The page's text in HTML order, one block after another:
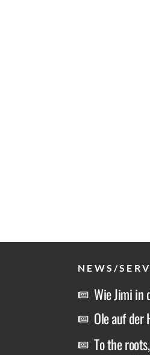
NEWS/
Wie Jimi in
Ole auf der
To the